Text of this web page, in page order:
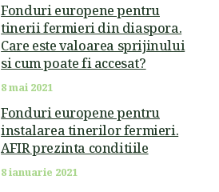
Fonduri europene pentru
tinerii fermieri din diaspora.
Care este valoarea sprijinului
si cum poate fi accesat?
8 mai 2021
Fonduri europene pentru
instalarea tinerilor fermieri.
AFIR prezinta conditiile
8 ianuarie 2021